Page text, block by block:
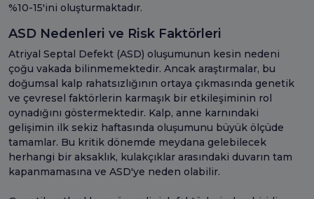
%10-15'ini oluşturmaktadır.
ASD Nedenleri ve Risk Faktörleri
Atriyal Septal Defekt (ASD) oluşumunun kesin nedeni
çoğu vakada bilinmemektedir. Ancak araştırmalar, bu
doğumsal kalp rahatsızlığının ortaya çıkmasında genetik
ve çevresel faktörlerin karmaşık bir etkileşiminin rol
oynadığını göstermektedir. Kalp, anne karnındaki
gelişimin ilk sekiz haftasında oluşumunu büyük ölçüde
tamamlar. Bu kritik dönemde meydana gelebilecek
herhangi bir aksaklık, kulakçıklar arasındaki duvarın tam
kapanmamasına ve ASD'ye neden olabilir.